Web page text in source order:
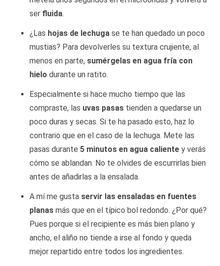
ser fluida.
¿Las hojas de lechuga se te han quedado un poco
mustias? Para devolverles su textura crujiente, al
menos en parte, sumérgelas en agua fría con
hielo durante un ratito.
Especialmente si hace mucho tiempo que las
compraste, las uvas pasas tienden a quedarse un
poco duras y secas. Si te ha pasado esto, haz lo
contrario que en el caso de la lechuga. Mete las
pasas durante 5 minutos en agua caliente y verás
cómo se ablandan. No te olvides de escurrirlas bien
antes de añadirlas a la ensalada.
A mí me gusta servir las ensaladas en fuentes
planas más que en el típico bol redondo. ¿Por qué?
Pues porque si el recipiente es más bien plano y
ancho, el aliño no tiende a irse al fondo y queda
mejor repartido entre todos los ingredientes.